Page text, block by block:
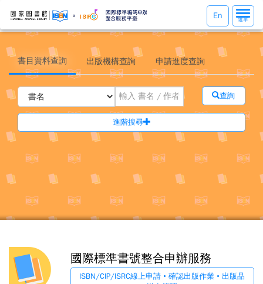
選
單
切
選單
En
書目資料查詢 出版機構查詢 申請進度查詢
查詢
進階搜尋
國際標準書號整合申辦服務
ISBN/CIP/ISRC線上申請 • 確認出版作業 • 出版品